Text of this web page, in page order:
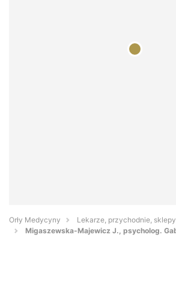
Orły Medycyny
Lekarze, przychodnie,
Migaszewska-Majewicz J., psycholog.